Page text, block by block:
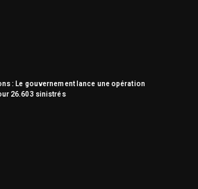
: Le gouvernement lance une opération
26.603 sinistrés